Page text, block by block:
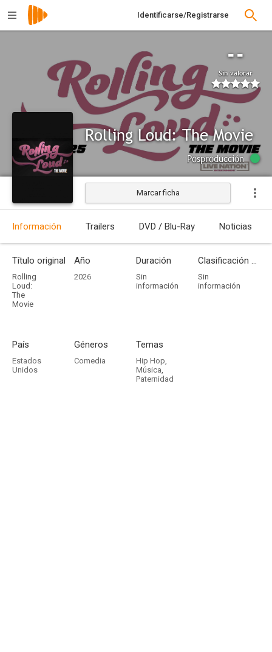
Identificarse/Registrarse
--
Sin valorar
Rolling Loud: The Movie
Posproducción
Marcar ficha
Información Trailers DVD / Blu-Ray Noticias
Título original
Rolling
Loud:
The
Movie
Año
2026
Duración
Sin
información
Clasificación por edades
Sin
información
País
Estados
Unidos
Géneros
Comedia
Temas
Hip Hop,
Música,
Paternidad